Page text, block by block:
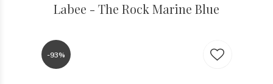
Labee - The Rock Marine Blue
-93%